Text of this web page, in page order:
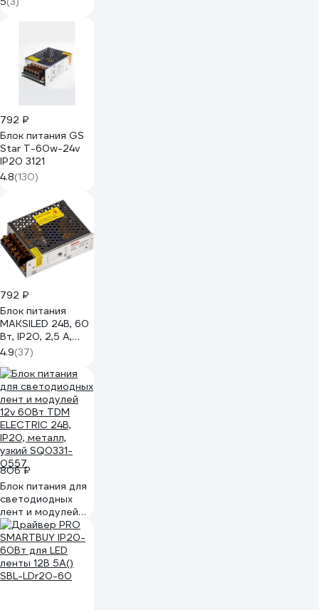
ленты 12V 60W 5A
792 ₽
Блок питания GS
Star Т-60w-24v
IP20 3121
4.8(130)
792 ₽
Блок питания
MAKSILED 24В, 60
Вт, IP20, 2,5 А,
110х78х35 мм,
MLPS-NW-60-24
4.9(37)
806 ₽
Блок питания для
светодиодных
лент и модулей
12v 60Вт TDM
ELECTRIC 24В,
IP20, металл,
узкий SQ0331-
0557